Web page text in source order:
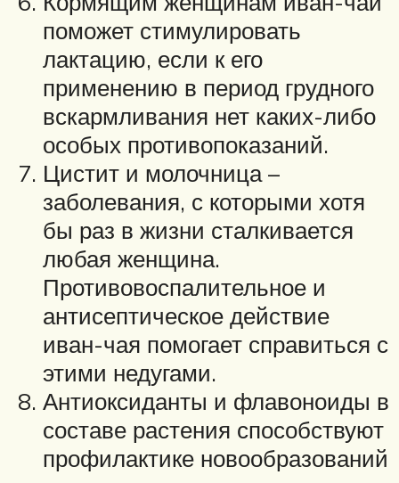
поможет стимулировать
лактацию, если к его
применению в период грудного
вскармливания нет каких-либо
особых противопоказаний.
Цистит и молочница –
заболевания, с которыми хотя
бы раз в жизни сталкивается
любая женщина.
Противовоспалительное и
антисептическое действие
иван-чая помогает справиться с
этими недугами.
Антиоксиданты и флавоноиды в
составе растения способствуют
профилактике новообразований